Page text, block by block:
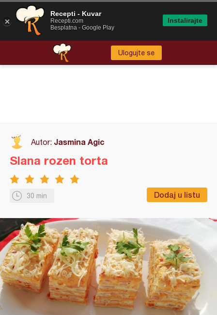
Ulogujte se
Autor: Jasmina Agic
30 min Dodaj u listu
Slana rozen torta
Recepti - Kuvar
Recepti.com
Besplatna - Google Play
Instalirajte